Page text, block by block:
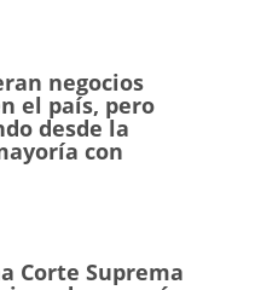
negocios
el país, pero
desde la
con
Corte Suprema